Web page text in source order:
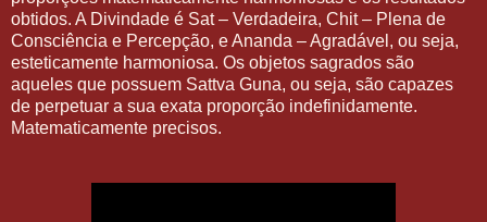
obtidos. A Divindade é Sat – Verdadeira, Chit – Plena de
Consciência e Percepção, e Ananda – Agradável, ou seja,
esteticamente harmoniosa. Os objetos sagrados são
aqueles que possuem Sattva Guna, ou seja, são capazes
de perpetuar a sua exata proporção indefinidamente.
Matematicamente precisos.